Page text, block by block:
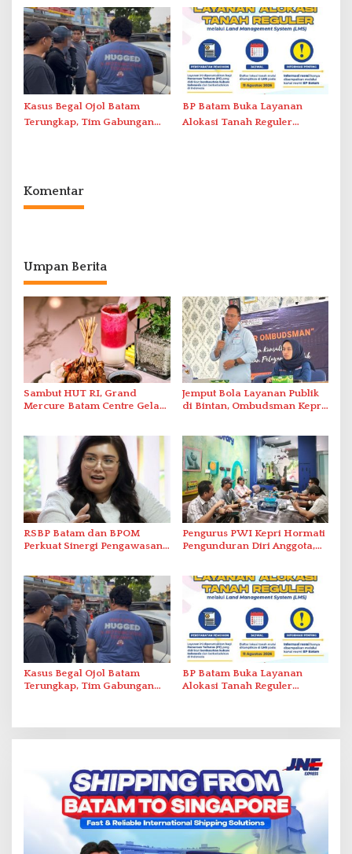
Pelayanan Kefarmasian
Administrasi ke Pusat
Kasus Begal Ojol Batam
Terungkap, Tim Gabungan
BP Batam Buka Layanan
Alokasi Tanah Reguler
Komentar
Umpan Berita
Sambut HUT RI, Grand
Mercure Batam Centre Gelar
Jemput Bola Layanan Publik
di Bintan, Ombudsman Kepri
RSBP Batam dan BPOM
Perkuat Sinergi Pengawasan
Pengurus PWI Kepri Hormati
Pengunduran Diri Anggota,
Kasus Begal Ojol Batam
Terungkap, Tim Gabungan
BP Batam Buka Layanan
Alokasi Tanah Reguler